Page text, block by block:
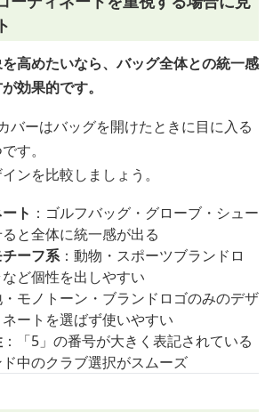
高めたいなら、バッグ全体との統一感
効果的です。
バーはバッグを開けたときに目に入る
す。
ンを比較しましょう。
ト ：ゴルフバッグ・グローブ・シュー
と全体に統一感が出る
ーフ系：動物・スポーツブランドロ
ど個性を出しやすい
モノトーン・ブランドロゴのみのデザ
ートを選ばず使いやすい
：「5」の番号が大きく表記されている
中のクラブ選択がスムーズ